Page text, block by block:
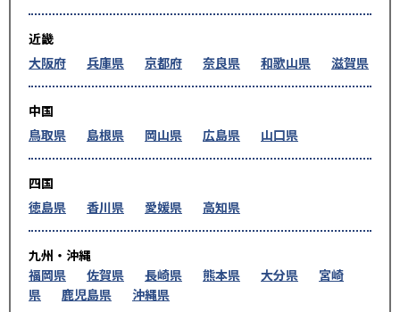
近畿
大阪府
兵庫県 京都府 奈良県 和歌山県 滋賀県
中国
鳥取県
島根県 岡山県 広島県 山口県
四国
徳島県
香川県 愛媛県 高知県
九州・沖縄
福岡県
佐賀県 長崎県 熊本県 大分県
宮崎
県
鹿児島県 沖縄県